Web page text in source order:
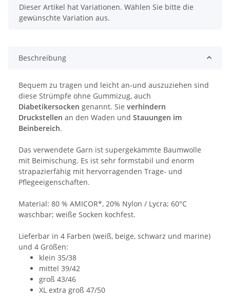
x
Dieser Artikel hat Variationen. Wählen Sie bitte die
gewünschte Variation aus.
Beschreibung
Bequem zu tragen und leicht an-und auszuziehen sind
diese Strümpfe ohne Gummizug, auch
Diabetikersocken genannt. Sie verhindern
Druckstellen an den Waden und Stauungen im
Beinbereich.
Das verwendete Garn ist supergekämmte Baumwolle
mit Beimischung. Es ist sehr formstabil und enorm
strapazierfähig mit hervorragenden Trage- und
Pflegeeigenschaften.
Material: 80 % AMICOR*, 20% Nylon / Lycra; 60°C
waschbar; weiße Socken kochfest.
Lieferbar in 4 Farben (weiß, beige, schwarz und marine)
und 4 Größen:
klein 35/38
mittel 39/42
groß 43/46
XL extra groß 47/50